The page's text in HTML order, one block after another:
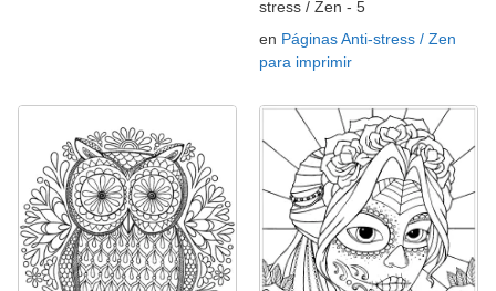
stress / Zen - 5
en Páginas Anti-stress / Zen
para imprimir